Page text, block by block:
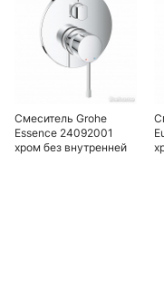
Смеситель Grohe
Essence 24092001
хром без внутренней